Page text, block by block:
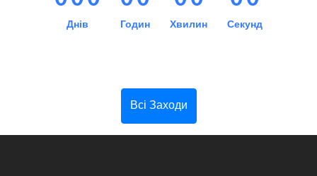
Днів Годин Хвилин Секунд
Всі Заходи